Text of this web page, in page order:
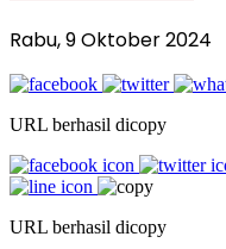
Rabu, 9 Oktober 2024
URL berhasil dicopy
URL berhasil dicopy